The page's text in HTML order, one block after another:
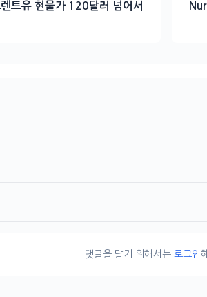
트유 현물가 120달러 넘어서
댓글을 달기 위해서는 로그인